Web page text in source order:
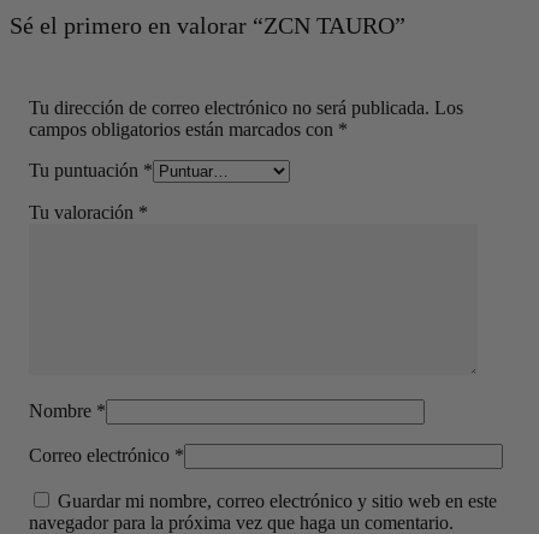
Sé el primero en valorar “ZCN TAURO”
Tu dirección de correo electrónico no será publicada. Los
campos obligatorios están marcados con *
Tu puntuación *
Tu valoración *
Nombre *
Correo electrónico *
Guardar mi nombre, correo electrónico y sitio web en este
navegador para la próxima vez que haga un comentario.